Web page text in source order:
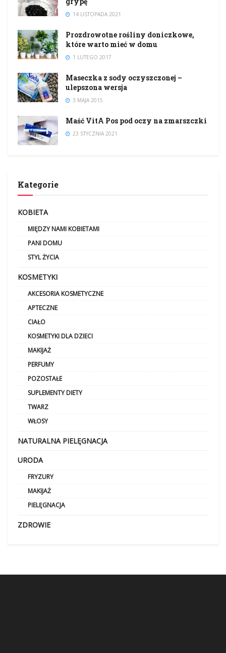
14 LISTOPADA 2021
Prozdrowotne rośliny doniczkowe,
które warto mieć w domu
1 LUTEGO 2017
Maseczka z sody oczyszczonej –
ulepszona wersja
3 MAJA 2015
Maść VitA Pos pod oczy na zmarszczki
23 STYCZNIA 2021
Kategorie
KOBIETA
MIĘDZY NAMI KOBIETAMI
PANI DOMU
STYL ŻYCIA
KOSMETYKI
AKCESORIA KOSMETYCZNE
APTECZNE
CIAŁO
KOSMETYKI DLA DZIECI
MAKIJAŻ
PERFUMY
POZOSTAŁE
SUPLEMENTY DIETY
TWARZ
WŁOSY
NATURALNA PIELĘGNACJA
URODA
FRYZURY
MAKIJAŻ
PIELĘGNACJA
ZDROWIE